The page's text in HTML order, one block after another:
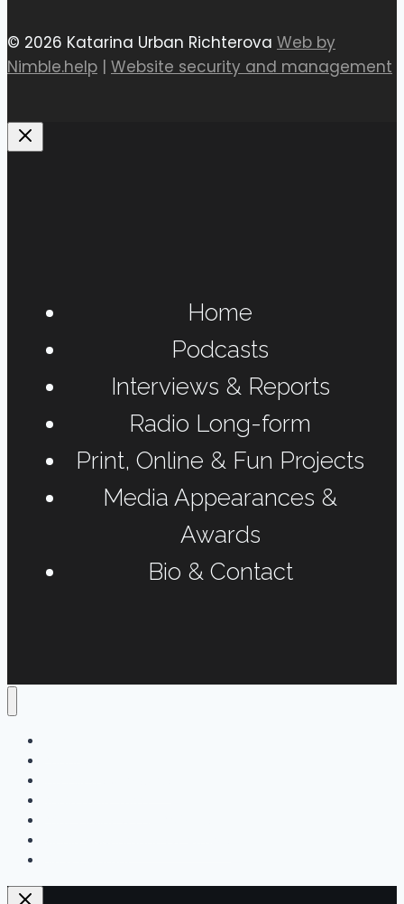
© 2026 Katarina Urban Richterova Web by
Nimble.help | Website security and management
Home
Podcasts
Interviews & Reports
Radio Long-form
Print, Online & Fun Projects
Media Appearances &
Awards
Bio & Contact